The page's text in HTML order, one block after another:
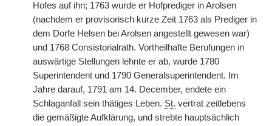
Hofes auf ihn; 1763 wurde er Hofprediger in Arolsen
(nachdem er provisorisch kurze Zeit 1763 als Prediger in
dem Dorfe Helsen bei Arolsen angestellt gewesen war)
und 1768 Consistorialrath. Vortheilhafte Berufungen in
auswärtige Stellungen lehnte er ab, wurde 1780
Superintendent und 1790 Generalsuperintendent. Im
Jahre darauf, 1791 am 14. December, endete ein
Schlaganfall sein thätiges Leben. St. vertrat zeitlebens
die gemäßigte Aufklärung, und strebte hauptsächlich